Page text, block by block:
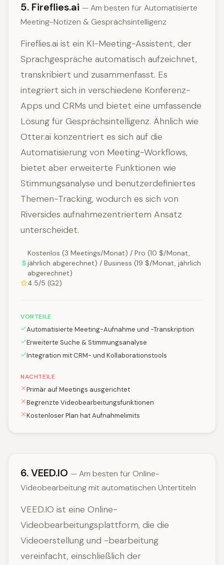
5. Fireflies.ai — Am besten für Automatisierte
Meeting-Notizen & Gesprächsintelligenz
Fireflies.ai ist ein KI-Meeting-Assistent, der
Sprachgespräche automatisch aufzeichnet,
transkribiert und zusammenfasst. Es
integriert sich in verschiedene Konferenz-
Apps und CRMs und bietet eine umfassende
Lösung für Gesprächsintelligenz. Ähnlich wie
Otter.ai konzentriert es sich auf die
Automatisierung von Meeting-Workflows,
bietet aber erweiterte Funktionen wie
Stimmungsanalyse und benutzerdefiniertes
Themen-Tracking, wodurch es sich von
Riversides aufnahmezentriertem Ansatz
unterscheidet.
Kostenlos (3 Meetings/Monat) / Pro (10 $/Monat,
jährlich abgerechnet) / Business (19 $/Monat, jährlich
abgerechnet)
4.5/5 (G2)
VORTEILE
Automatisierte Meeting-Aufnahme und -Transkription
Erweiterte Suche & Stimmungsanalyse
Integration mit CRM- und Kollaborationstools
NACHTEILE
Primär auf Meetings ausgerichtet
Begrenzte Videobearbeitungsfunktionen
Kostenloser Plan hat Aufnahmelimits
6. VEED.IO — Am besten für Online-
Videobearbeitung mit automatischen Untertiteln
VEED.IO ist eine Online-
Videobearbeitungsplattform, die die
Videoerstellung und -bearbeitung
vereinfacht, einschließlich der